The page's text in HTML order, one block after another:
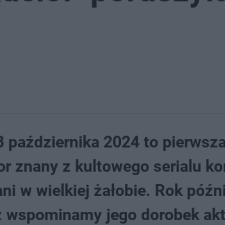
października 2024 to
znany z kultowego serialu
w wielkiej żałobie. Rok
jego dorobek